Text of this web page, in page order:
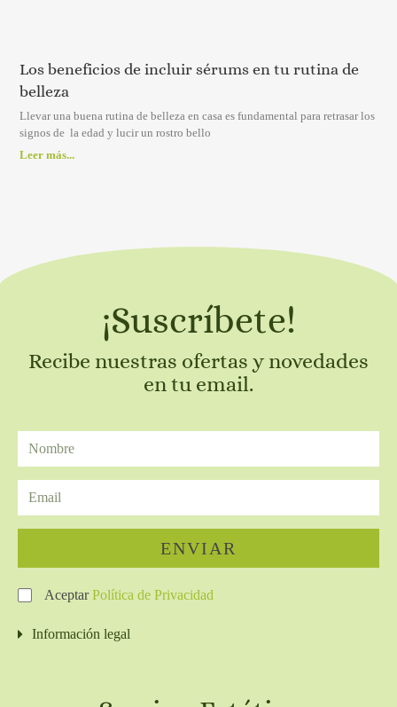
Los beneficios de incluir sérums en tu rutina de
belleza
Llevar una buena rutina de belleza en casa es fundamental para retrasar los
signos de la edad y lucir un rostro bello
Leer más...
¡Suscríbete!
Recibe nuestras ofertas y novedades
en tu email.
AceptarPolítica de Privacidad
ENVIAR
Información legal